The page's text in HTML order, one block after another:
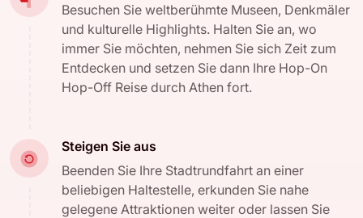
Besuchen Sie weltberühmte Museen, Denkmäler
und kulturelle Highlights. Halten Sie an, wo
immer Sie möchten, nehmen Sie sich Zeit zum
Entdecken und setzen Sie dann Ihre Hop-On
Hop-Off Reise durch Athen fort.
Steigen Sie aus
Beenden Sie Ihre Stadtrundfahrt an einer
beliebigen Haltestelle, erkunden Sie nahe
gelegene Attraktionen weiter oder lassen Sie